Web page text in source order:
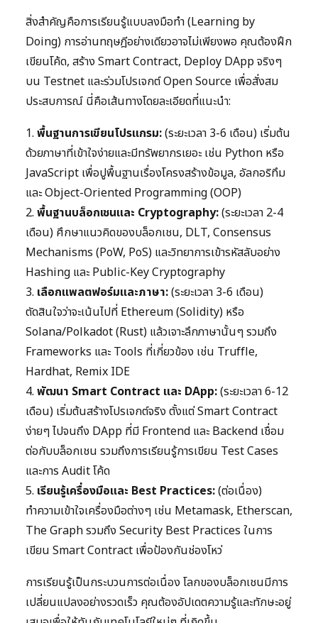
สิ่งสำคัญคือการเรียนรู้แบบลงมือทำ (Learning by
Doing) การอ่านทฤษฎีอย่างเดียวอาจไม่เพียงพอ คุณต้องฝึก
เขียนโค้ด, สร้าง Smart Contract, Deploy DApp จริงๆ
บน Testnet และร่วมโปรเจกต์ Open Source เพื่อสั่งสม
ประสบการณ์ นี่คือเส้นทางโดยละเอียดที่แนะนำ:
1. พื้นฐานการเขียนโปรแกรม:(ระยะเวลา 3-6 เดือน) เริ่มต้น
ด้วยภาษาที่เข้าใจง่ายและมีทรัพยากรเยอะ เช่น Python หรือ
JavaScript เพื่อปูพื้นฐานเรื่องโครงสร้างข้อมูล, อัลกอริทึม
และ Object-Oriented Programming (OOP)
2. พื้นฐานบล็อกเชนและ Cryptography:(ระยะเวลา 2-4
เดือน) ศึกษาแนวคิดของบล็อกเชน, DLT, Consensus
Mechanisms (PoW, PoS) และวิทยาการเข้ารหัสลับอย่าง
Hashing และ Public-Key Cryptography
3. เลือกแพลตฟอร์มและภาษา:(ระยะเวลา 3-6 เดือน)
ตัดสินใจว่าจะเน้นไปที่ Ethereum (Solidity) หรือ
Solana/Polkadot (Rust) แล้วเจาะลึกภาษานั้นๆ รวมถึง
Frameworks และ Tools ที่เกี่ยวข้อง เช่น Truffle,
Hardhat, Remix IDE
4. พัฒนา Smart Contract และ DApp:(ระยะเวลา 6-12
เดือน) เริ่มต้นสร้างโปรเจกต์จริง ตั้งแต่ Smart Contract
ง่ายๆ ไปจนถึง DApp ที่มี Frontend และ Backend เชื่อม
ต่อกับบล็อกเชน รวมถึงการเรียนรู้การเขียน Test Cases
และการ Audit โค้ด
5. เรียนรู้เครื่องมือและ Best Practices:(ต่อเนื่อง)
ทำความเข้าใจเครื่องมือต่างๆ เช่น Metamask, Etherscan,
The Graph รวมถึง Security Best Practices ในการ
เขียน Smart Contract เพื่อป้องกันช่องโหว่
การเรียนรู้เป็นกระบวนการต่อเนื่อง โลกของบล็อกเชนมีการ
เปลี่ยนแปลงอย่างรวดเร็ว คุณต้องอัปเดตความรู้และทักษะอยู่